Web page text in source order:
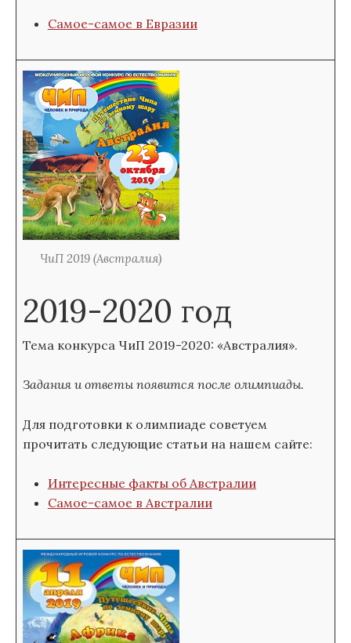
Самое-самое в Евразии
ЧиП 2019 (Австралия)
2019-2020 год
Тема конкурса ЧиП 2019-2020: «Австралия».
Задания и ответы появится после олимпиады.
Для подготовки к олимпиаде советуем
прочитать следующие статьи на нашем сайте:
Интересные факты об Австралии
Самое-самое в Австралии